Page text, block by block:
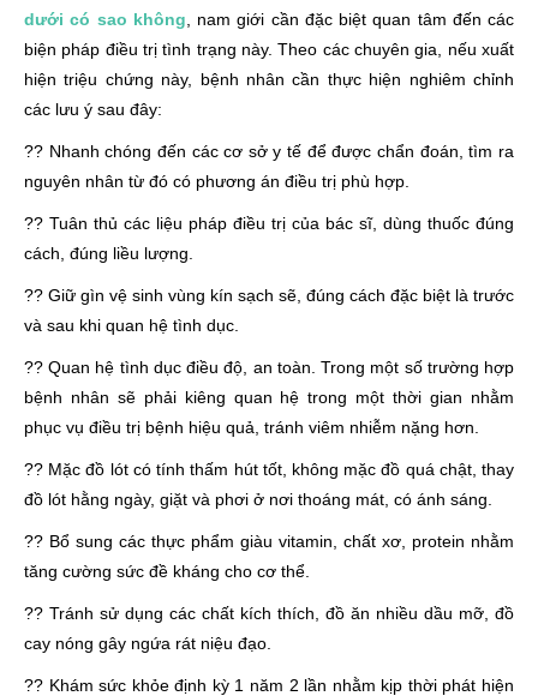
dưới có sao không , nam giới cần đặc biệt quan tâm đến các
biện pháp điều trị tình trạng này. Theo các chuyên gia, nếu xuất
hiện triệu chứng này, bệnh nhân cần thực hiện nghiêm chỉnh
các lưu ý sau đây:
?? Nhanh chóng đến các cơ sở y tế để được chẩn đoán, tìm ra
nguyên nhân từ đó có phương án điều trị phù hợp.
?? Tuân thủ các liệu pháp điều trị của bác sĩ, dùng thuốc đúng
cách, đúng liều lượng.
?? Giữ gìn vệ sinh vùng kín sạch sẽ, đúng cách đặc biệt là trước
và sau khi quan hệ tình dục.
?? Quan hệ tình dục điều độ, an toàn. Trong một số trường hợp
bệnh nhân sẽ phải kiêng quan hệ trong một thời gian nhằm
phục vụ điều trị bệnh hiệu quả, tránh viêm nhiễm nặng hơn.
?? Mặc đồ lót có tính thấm hút tốt, không mặc đồ quá chật, thay
đồ lót hằng ngày, giặt và phơi ở nơi thoáng mát, có ánh sáng.
?? Bổ sung các thực phẩm giàu vitamin, chất xơ, protein nhằm
tăng cường sức đề kháng cho cơ thể.
?? Tránh sử dụng các chất kích thích, đồ ăn nhiều dầu mỡ, đồ
cay nóng gây ngứa rát niệu đạo.
?? Khám sức khỏe định kỳ 1 năm 2 lần nhằm kịp thời phát hiện